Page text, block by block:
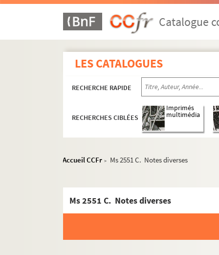
Catalogue
LES CATALOGUES
RECHERCHE RAPIDE
RECHERCHES CIBLÉES
Imprimés
multimédia
Accueil CCFr > Ms 2551 C. Notes diverses
Ms 2551 C. Notes diverses